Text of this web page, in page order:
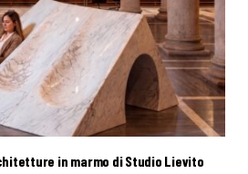
in marmo di Studio Lievito